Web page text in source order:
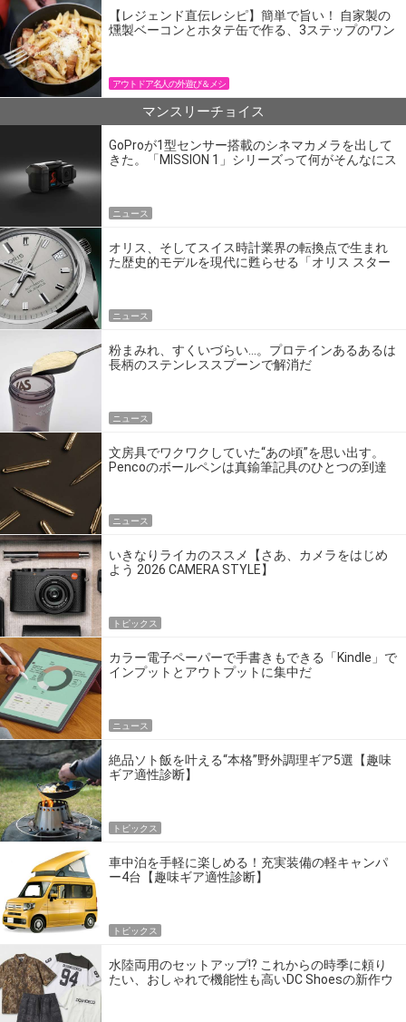
【レジェンド直伝レシピ】簡単で旨い！ 自家製の
燻製ベーコンとホタテ缶で作る、3ステップのワン
アウトドア名人の外遊び＆メシ
マンスリーチョイス
GoProが1型センサー搭載のシネマカメラを出して
きた。「MISSION 1」シリーズって何がそんなにス
ニュース
オリス、そしてスイス時計業界の転換点で生まれ
た歴史的モデルを現代に甦らせる「オリス スター
ニュース
粉まみれ、すくいづらい…。プロテインあるあるは
長柄のステンレススプーンで解消だ
ニュース
文房具でワクワクしていた“あの頃”を思い出す。
Pencoのボールペンは真鍮筆記具のひとつの到達
ニュース
いきなりライカのススメ【さあ、カメラをはじめ
よう 2026 CAMERA STYLE】
トピックス
カラー電子ペーパーで手書きもできる「Kindle」で
インプットとアウトプットに集中だ
ニュース
絶品ソト飯を叶える“本格”野外調理ギア5選【趣味
ギア適性診断】
トピックス
車中泊を手軽に楽しめる！充実装備の軽キャンパ
ー4台【趣味ギア適性診断】
トピックス
水陸両用のセットアップ!? これからの時季に頼り
たい、おしゃれで機能性も高いDC Shoesの新作ウ